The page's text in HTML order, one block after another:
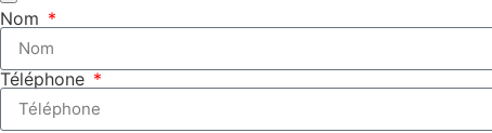
Nom
Téléphone